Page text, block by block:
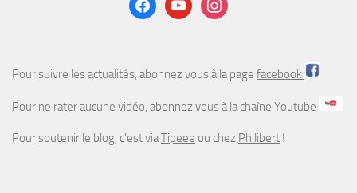
Pour suivre les actualités, abonnez vous à la page facebook
Pour ne rater aucune vidéo, abonnez vous à lachaîne Youtube
Pour soutenir le blog, c’est viaTipeee ou chez Philibert !